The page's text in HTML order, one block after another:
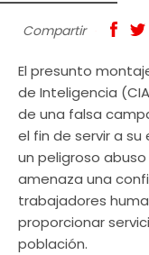
Compartir
El presunto
de Inteligencia
de una falsa
el fin de servir a
un peligroso
amenaza una
trabajadores
proporcionar
población.